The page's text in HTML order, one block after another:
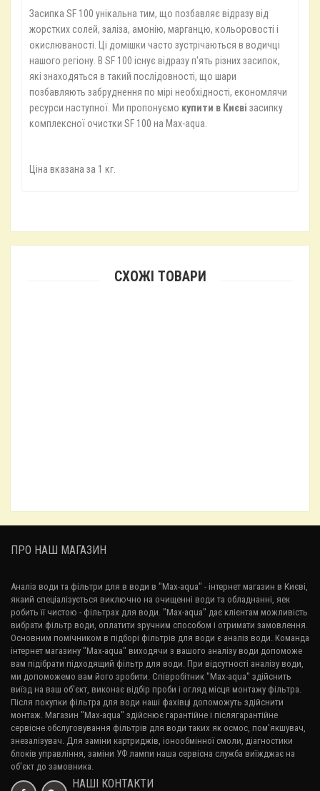
Засипка SF 100 унікальна тим, що позбавляє відразу від
жорстких солей, заліза, амонію, марганцю, кольоровості і
окислюваності. Ці домішки часто зустрічаються в водичці
нашого регіону. В SF 100 існує відразу п'ять різних засипок,
які знаходяться в такий послідовності, що шари
позбавляють забруднення по мірі необхідності, економлячи
ресурси наступної. Ми пропонуємо купити в Києві засипку
комплексної очистки SF 100 на Max-aqua.
Ціна вказана за 1 кг.
СХОЖІ ТОВАРИ
ПРО НАШ МАГАЗИН
Аналіз води та фільтри для в води в "Max-aqua" - інтернет магазин в Києві,
якаий спеціалізується виключно на очищенні води та обладнанні, яек
робить її чистою - фільтрах для води. "Max-aqua" дає клієнтам можливість
вибрати фільтр води, оплатити зручним способом і отримати замовлення.
Основним помічником в підборі фільтрів для води є аналіз води . Команда
інтернет магазину "Max-aqua" виходячи з вашого аналізу води допоможе
вам підібрати підходящий фільтр для води. При відсутності аналізу води,
ми допоможемо вам його зробити. Співробітник "Max-aqua" здійснить
виїзд на ваш об'єкт, виконає відбір проби і огляд місця монтажу фільтра.
Після покупки фільтра для води наші фахівці допоможуть здійснити
монтаж. Магазин "Max-aqua" здійснює гарантійне і післягарантійне
сервісне обслуговування фільтрів для води таких як осмос, пом'якшувач,
знезалізувач. Для заміни картриджів, іонообмінної смоли, діагностики
блоків управління, заміни УФ лампи наша сервісна служба виїжджає на
об'єкт до замовника.
НАШІ КОНТАКТИ